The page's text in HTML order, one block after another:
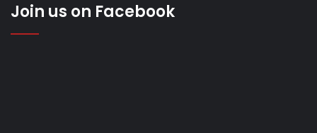
Join us on Facebook